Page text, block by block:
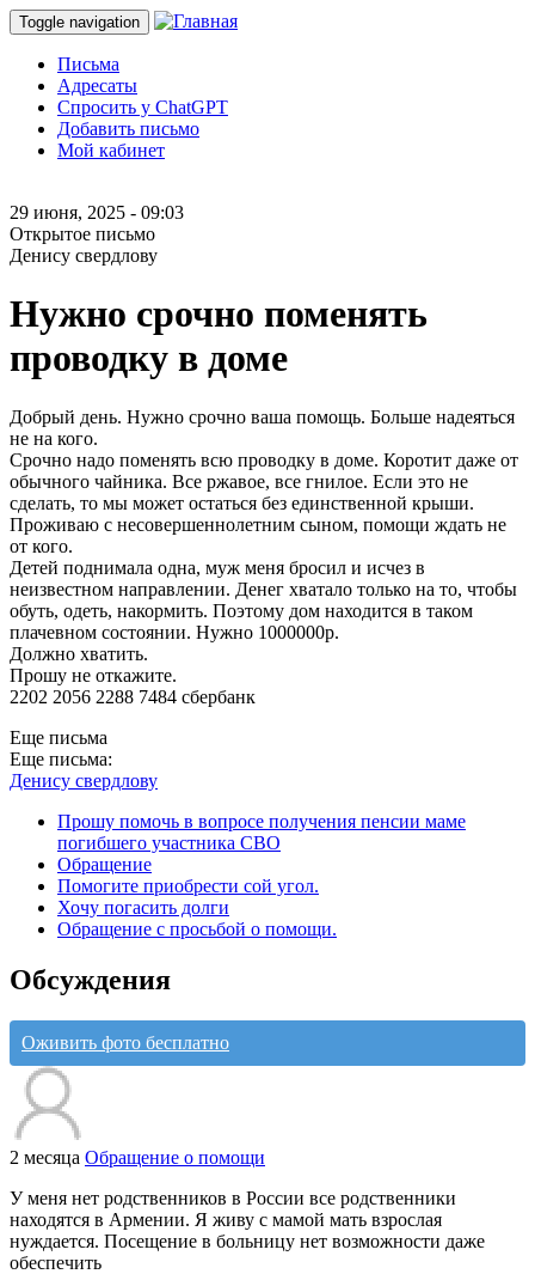
Toggle navigation
Письма
Адресаты
Спросить у ChatGPT
Добавить письмо
Мой кабинет
29 июня, 2025 - 09:03
Открытое письмо
Денису свердлову
Нужно срочно поменять
проводку в доме
Добрый день. Нужно срочно ваша помощь. Больше надеяться
не на кого.
Срочно надо поменять всю проводку в доме. Коротит даже от
обычного чайника. Все ржавое, все гнилое. Если это не
сделать, то мы может остаться без единственной крыши.
Проживаю с несовершеннолетним сыном, помощи ждать не
от кого.
Детей поднимала одна, муж меня бросил и исчез в
неизвестном направлении. Денег хватало только на то, чтобы
обуть, одеть, накормить. Поэтому дом находится в таком
плачевном состоянии. Нужно 1000000р.
Должно хватить.
Прошу не откажите.
2202 2056 2288 7484 сбербанк
Еще письма
Еще письма:
Денису свердлову
Прошу помочь в вопросе получения пенсии маме
погибшего участника СВО
Обращение
Помогите приобрести сой угол.
Хочу погасить долги
Обращение с просьбой о помощи.
Обсуждения
Оживить фото бесплатно
2 месяца Обращение о помощи
У меня нет родственников в России все родственники
находятся в Армении. Я живу с мамой мать взрослая
нуждается. Посещение в больницу нет возможности даже
обеспечить